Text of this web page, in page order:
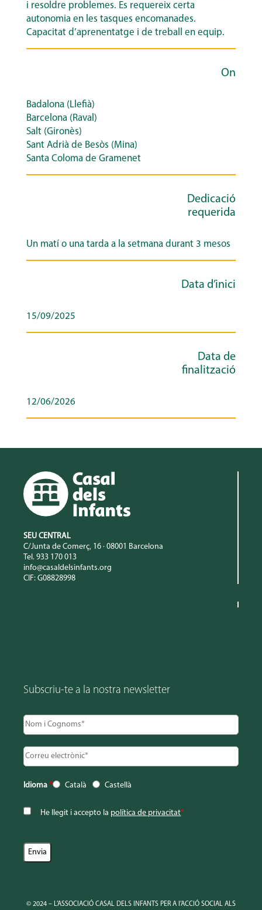
i resoldre problemes. Es requereix certa
autonomia en les tasques encomanades.
Capacitat d’aprenentatge i de treball en equip.
On
Badalona (Llefià)
Barcelona (Raval)
Salt (Gironès)
Sant Adrià de Besòs (Mina)
Santa Coloma de Gramenet
Dedicació
requerida
Un matí o una tarda a la setmana durant 3 mesos
Data d’inici
15/09/2025
Data de
finalització
12/06/2026
SEU CENTRAL
C/Junta de Comerç, 16 · 08001 Barcelona
Tel. 933 170 013
info@casaldelsinfants.org
CIF: G08828998
Subscriu-te a la nostra newsletter
Idioma * Català Castellà
He llegit i accepto la política de privacitat*
© 2024 – L’ASSOCIACIÓ CASAL DELS INFANTS PER A l’ACCIÓ SOCIAL ALS